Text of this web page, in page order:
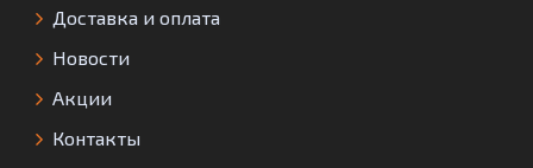
Доставка и оплата
Новости
Акции
Контакты